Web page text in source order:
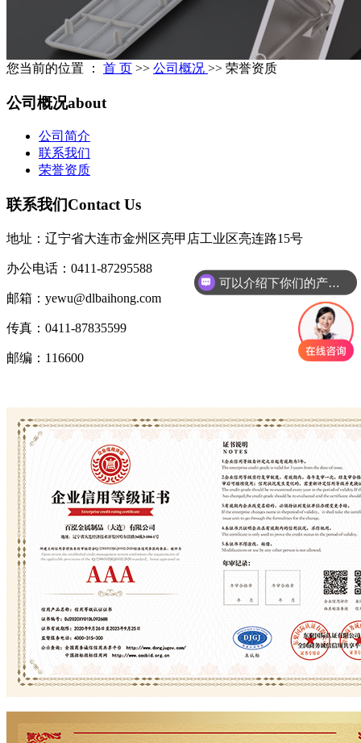
您当前的位置 ： 首 页 >> 公司概况 >> 荣誉资质
公司概况about
公司简介
联系我们
荣誉资质
联系我们Contact Us
地址：辽宁省大连市金州区亮甲店工业区亮连路15号
办公电话：0411-87295588
邮箱：yewu@dlbaihong.com
传真：0411-87835599
邮编：116600
可以介绍下你们的产品么